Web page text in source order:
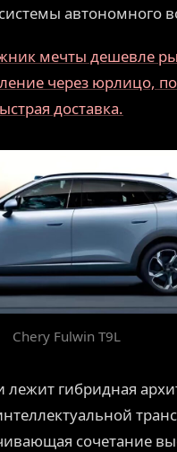
автономного
мечты дешевле
через юрлицо,
доставка.
Chery Fulwin T9L
гибридная
сочетание